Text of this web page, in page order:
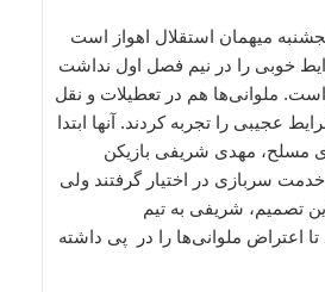
میهمان استقلال اهواز است
خوبی را در نیم فصل اول نداشت
است. ملوانی‌ها هم در تعطیلات و نقل
عجیبی را تجربه کردند. آنها ابتدا
مسلح، مهدی شریفی بازیکن
خدمت سربازی در اختیار گرفتند ولی
از این تصمیم، شریفی به تیم
اعتراض ملوانی‌ها را در پی داشته